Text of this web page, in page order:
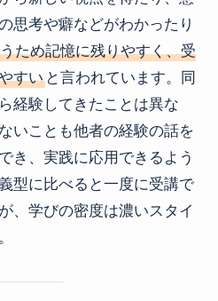
思考や癖などがわかったり
ため記憶に残りやすく、受
すいと言われています。同
経験してきたことは異な
いことも他者の経験の話を
き、実践に応用できるよう
型に比べると一度に受講で
、学びの密度は濃いスタイ